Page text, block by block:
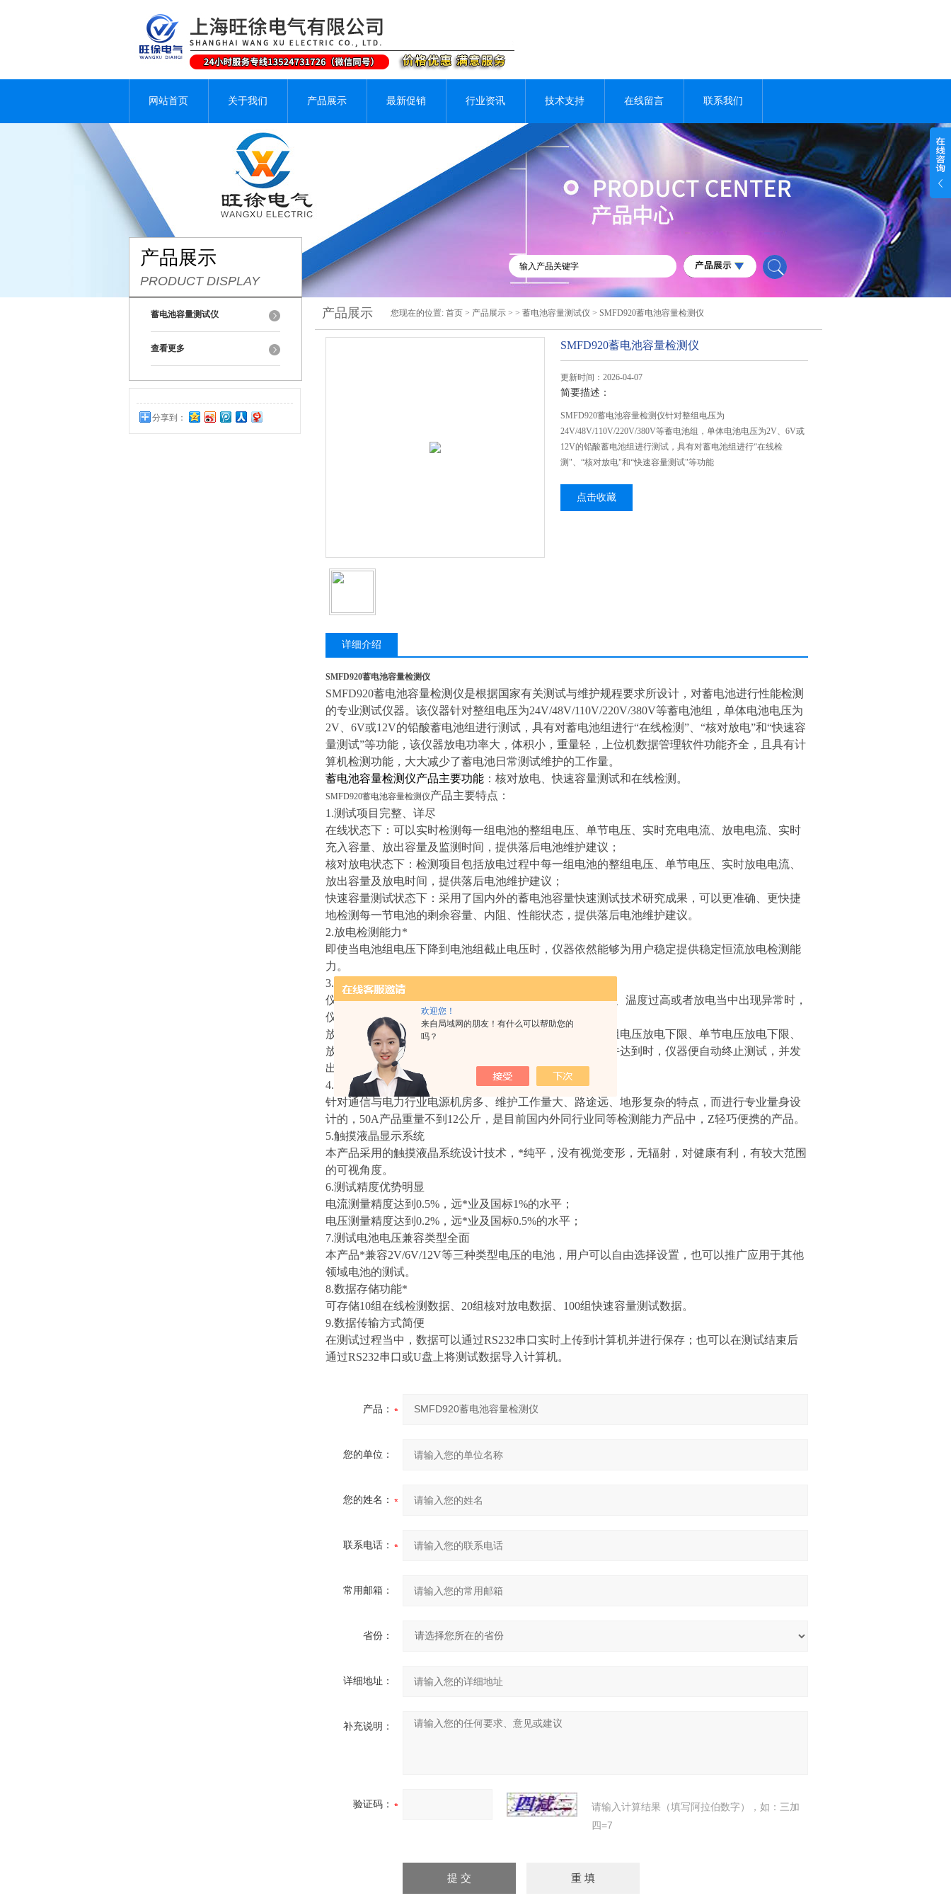
欢迎您！
来自局域网的朋友！有什么可以帮助您的
吗？
网站首页 关于我们 产品展示 最新促销 行业资讯 技术支持 在线留言 联系我们
产品展示
PRODUCT DISPLAY
蓄电池容量测试仪
查看更多
分享到：
产品展示 您现在的位置: 首页 > 产品展示 > > 蓄电池容量测试仪 > SMFD920蓄电池容量检测仪
SMFD920蓄电池容量检测仪
更新时间：2026-04-07
简要描述：
SMFD920蓄电池容量检测仪针对整组电压为
24V/48V/110V/220V/380V等蓄电池组，单体电池电压为2V、6V或
12V的铅酸蓄电池组进行测试，具有对蓄电池组进行“在线检
测"、“核对放电"和“快速容量测试"等功能
点击收藏
详细介绍
SMFD920蓄电池容量检测仪
SMFD920蓄电池容量检测仪是根据国家有关测试与维护规程要求所设计，对蓄电池进行性能检测
的专业测试仪器。该仪器针对整组电压为24V/48V/110V/220V/380V等蓄电池组，单体电池电压为
2V
6V或12V的铅酸蓄电池组进行测试，具有对蓄电池组进行“在线检测”、“核对放电”和“快速容
量测试”等功能，该仪器放电功率大，体积小，重量轻，上位机数据管理软件功能齐全，且具有计
算机检测功能，大大减少了蓄电池日常测试维护的工作量。
蓄电池容量检测仪产品主要功能 ：核对放电、快速容量测试和在线检测。
SMFD920蓄电池容量检测仪产品主要特点：
1.测试项目完整、详尽
在线状态下：可以实时检测每一组电池的整组电压、单节电压、实时充电电流、放电电流、实时
充入容量、放出容量及监测时间，提供落后电池维护建议；
核对放电状态下：检测项目包括放电过程中每一组电池的整组电压、单节电压、实时放电电流、
放出容量及放电时间，提供落后电池维护建议；
快速容量测试状态下：采用了国内外的蓄电池容量快速测试技术研究成果，可以更准确、更快捷
地检测每一节电池的剩余容量、内阻、性能状态，提供落后电池维护建议。
2.放电检测能力*
即使当电池组电压下降到电池组截止电压时，仪器依然能够为用户稳定提供稳定恒流放电检测能
力。
3. *的保护功能
仪器具有*的保护与报警功能，当设备接线错误、设置错误、温度过高或者放电当中出现异常时，
仪器会发出声光报警，并阻止进一步测试；
放电过程中，可设置综合的放电保护条件，包括电池组整组电压放电下限、单节电压放电下限、
放电容量门限、放电时间门限四个综合保护条件，任意条件达到时，仪器便自动终止测试，并发
出声光提示。
4. 体积小，重量轻
针对通信与电力行业电源机房多、维护工作量大、路途远、地形复杂的特点，而进行专业量身设
计的， 50A产品重量不到 12公斤，是目前国内外同行业同等检测能力产品中，Z轻巧便携的产品。
5.触摸液晶显示系统
本产品采用的触摸液晶系统设计技术，*纯平，没有视觉变形，无辐射，对健康有利，有较大范围
的可视角度。
6.测试精度优势明显
电流测量精度达到 0.5% ，远*业及国标1%的水平；
电压测量精度达到 0.2% ，远*业及国标0.5%的水平；
7.测试电池电压兼容类型全面
本产品*兼容2V/6V/12V等三种类型电压的电池，用户可以自由选择设置，也可以推广应用于其他
领域电池的测试。
8.数据存储功能*
可存储10组在线检测数据、 20组核对放电数据、 100组快速容量测试数据。
9.数据传输方式简便
在测试过程当中，数据可以通过RS232串口实时上传到计算机并进行保存；也可以在测试结束后
通过RS232串口或U盘上将测试数据导入计算机。
产品：
您的单位：
您的姓名：
联系电话：
常用邮箱：
省份：
详细地址：
补充说明：
验证码：
请输入计算结果（填写阿拉伯数字），如：三加
四=7